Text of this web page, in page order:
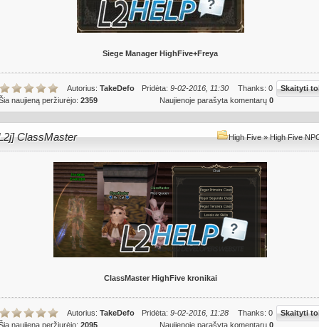
Siege Manager HighFive+Freya
Autorius: TakeDefo Pridėta: 9-02-2016, 11:30 Thanks: 0
Skaityti
naujieną peržiurėjo: 2359 Naujienoje parašyta komentarų 0
ClassMaster High Five»High Five
ClassMaster HighFive kronikai
Autorius: TakeDefo Pridėta: 9-02-2016, 11:28 Thanks: 0
Skaityti
naujieną peržiurėjo: 2095 Naujienoje parašyta komentarų 0